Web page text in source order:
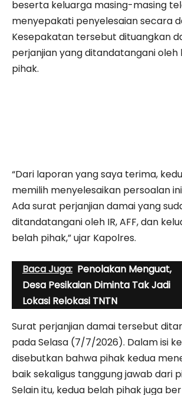
beserta keluarga masing-masing
menyepakati penyelesaian secara
Kesepakatan tersebut dituangkan
perjanjian yang ditandatangani oleh
pihak.
“Dari laporan yang saya terima,
memilih menyelesaikan persoalan
Ada surat perjanjian damai yang
ditandatangani oleh IR, AFF, dan
belah pihak,” ujar Kapolres.
Baca Juga: Penolakan Menguat,
Desa Pesikaian Diminta Tak Jadi
Lokasi Relokasi TNTN
Surat perjanjian damai tersebut
pada Selasa (7/7/2026). Dalam isi
disebutkan bahwa pihak kedua
baik sekaligus tanggung jawab dari
Selain itu, kedua belah pihak juga